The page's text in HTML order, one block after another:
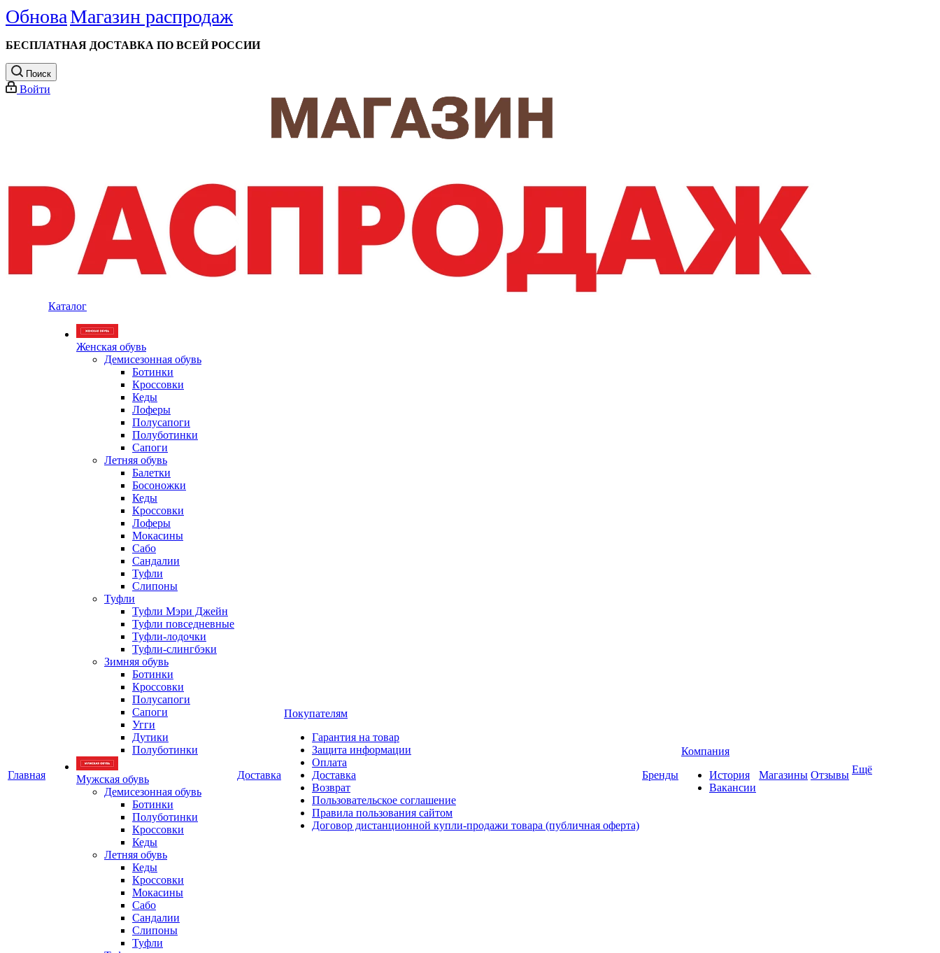
ОбноваМагазин распродаж
БЕСПЛАТНАЯ ДОСТАВКА ПО ВСЕЙ РОССИИ
Поиск
Войти
Главная
Каталог
Женская обувь
Демисезонная обувь
Ботинки
Кроссовки
Кеды
Лоферы
Полусапоги
Полуботинки
Сапоги
Летняя обувь
Балетки
Босоножки
Кеды
Кроссовки
Лоферы
Мокасины
Сабо
Сандалии
Туфли
Слипоны
Туфли
Туфли Мэри Джейн
Туфли повседневные
Туфли-лодочки
Туфли-слингбэки
Зимняя обувь
Ботинки
Кроссовки
Полусапоги
Сапоги
Угги
Дутики
Полуботинки
Мужская обувь
Демисезонная обувь
Ботинки
Полуботинки
Кроссовки
Кеды
Летняя обувь
Кеды
Кроссовки
Мокасины
Сабо
Сандалии
Слипоны
Туфли
Доставка
Покупателям
Гарантия на товар
Защита информации
Оплата
Доставка
Возврат
Пользовательское соглашение
Правила пользования сайтом
Договор дистанционной купли-продажи товара (публичная оферта)
Бренды
Компания
История
Вакансии
Магазины Отзывы Ещё